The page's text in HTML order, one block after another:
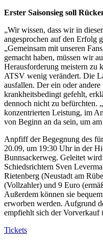
Erster Saisonsieg soll
„Wir wissen, dass wir in
angesprochen auf den Erfolg
„Gemeinsam mit unseren
gemacht haben, müssen wir
Herausforderung meistern zu
ATSV wenig verändert. Die
ausfallen. Der ein oder
krankheitsbedingt gefehlt,
dennoch nicht zu befürchten.
konzentrierten Leistung, im
von Beginn an da sein, um
Anpfiff der Begegnung des
20.09, um 19:30 Uhr in der
Bunnsackerweg. Geleitet
Schiedsrichtern Sven
Rietenberg (Neustadt am
(Vollzahler) und 9 Euro
Außerdem können sie
erworben werden. Aufgrund
empfiehlt sich der Vorverkauf
Tickets